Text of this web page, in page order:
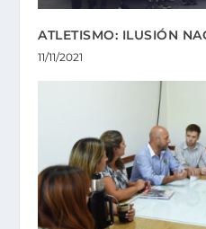
ATLETISMO: ILUSIÓN
11/11/2021